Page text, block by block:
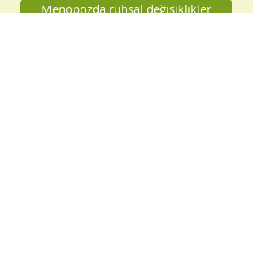
Menopozda ruhsal değişiklikler